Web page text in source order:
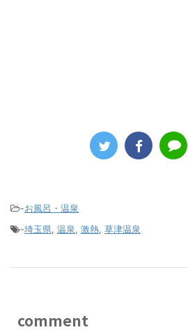
-お風呂・温泉
-埼玉県, 温泉, 激熱, 草津温泉
comment